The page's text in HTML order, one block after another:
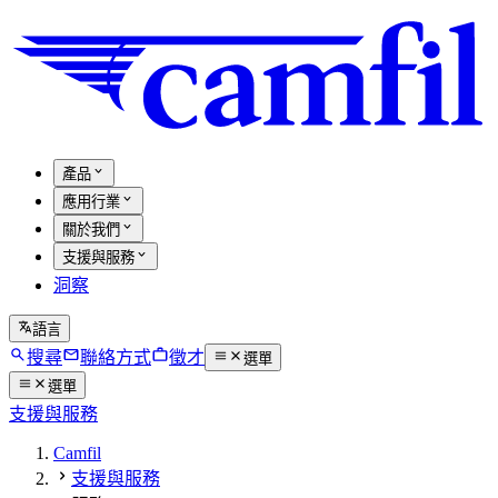
產品
應用行業
關於我們
支援與服務
洞察
語言
搜尋 聯絡方式 徵才
選單
選單
支援與服務
Camfil
支援與服務